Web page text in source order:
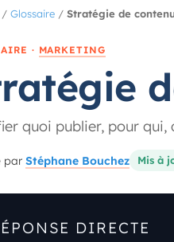
/ Glossaire / Stratégie de
· MARKETING
quoi publier, pour
par Stéphane Bouchez Mis à
DIRECTE